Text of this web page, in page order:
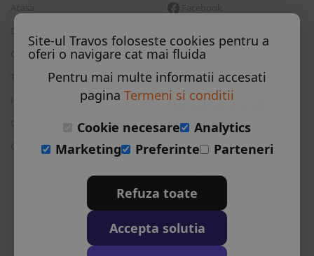
Acasa
Contact
Termeni si conditii
Intrebari frecvente
Cum functioneaza
Cauta rezervare
Facebook
Instagram
Skype
Vizitati Bulgaria
Vizitati Grecia
Vizitati Turcia
Vizitati Spania
Vizitati Croatia
Site-ul Travos foloseste cookies pentru a
oferi o navigare cat mai fluida
Pentru mai multe informatii accesati
pagina Termeni si conditii
Cookie necesare
Analytics
Marketing
Preferinte Parteneri
Refuza toate
Accepta solutia